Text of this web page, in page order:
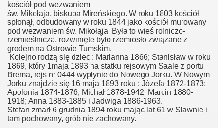
kościół pod wezwaniem
św. Mikołaja, biskupa Mireńskiego. W roku 1803 kościół
spłonął, odbudowany w roku 1844 jako kościół murowany
pod wezwaniem św. Mikołąja. Była to wieś rolniczo-
rzemieślnicza, rozwinięte było rzemiosło związane z
grodem na Ostrowie Tumskim.
Kolejno rodzą się dzieci: Marianna 1866; Stanisław w roku
1869, który 1maja 1893 na statku rejsowym Saale z portu
Brema, rejs nr 0444 wypłynie do Nowego Jorku. W Nowym
Jorku znajdzie się 16 maja 1893 roku ; Józefa 1872-1873;
Apolonia 1874-1876; Michał 1878-1942; Marcin 1880-
1918; Anna 1883-1885 i Jadwiga 1886-1963.
Stefan zmarł 6 grudnia 1894 roku mając lat 61 w Sławnie i
tam pochowany, grób nie zachowany.